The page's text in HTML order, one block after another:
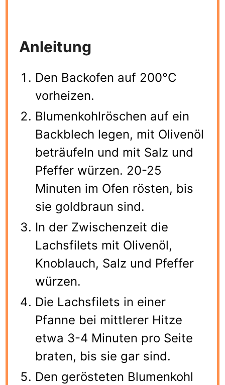
Anleitung
Den Backofen auf 200°C
vorheizen.
Blumenkohlröschen auf ein
Backblech legen, mit Olivenöl
beträufeln und mit Salz und
Pfeffer würzen. 20-25
Minuten im Ofen rösten, bis
sie goldbraun sind.
In der Zwischenzeit die
Lachsfilets mit Olivenöl,
Knoblauch, Salz und Pfeffer
würzen.
Die Lachsfilets in einer
Pfanne bei mittlerer Hitze
etwa 3-4 Minuten pro Seite
braten, bis sie gar sind.
Den gerösteten Blumenkohl